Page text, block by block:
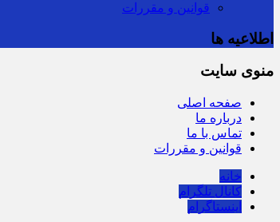
قوانین و مقررات
اطلاعیه ها
منوی سایت
صفحه اصلی
درباره ما
تماس با ما
قوانین و مقررات
خانه
کانال تلگرام
اینستاگرام